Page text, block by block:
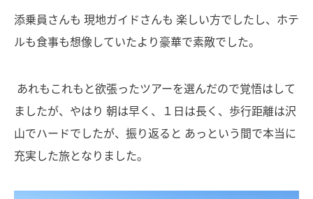
添乗員さんも 現地ガイドさんも 楽しい方でしたし、ホテ
ルも食事も想像していたより豪華で素敵でした。
あれもこれもと欲張ったツアーを選んだので覚悟はして
ましたが、やはり 朝は早く、１日は長く、歩行距離は沢
山でハードでしたが、振り返ると あっという間で本当に
充実した旅となりました。